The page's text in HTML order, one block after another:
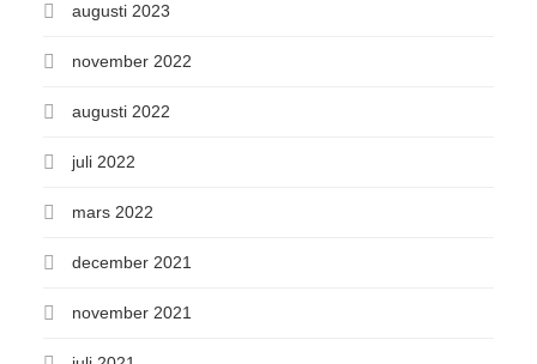
augusti 2023
november 2022
augusti 2022
juli 2022
mars 2022
december 2021
november 2021